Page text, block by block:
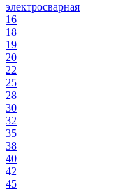
электросварная
16
18
19
20
22
25
28
30
32
35
38
40
42
45